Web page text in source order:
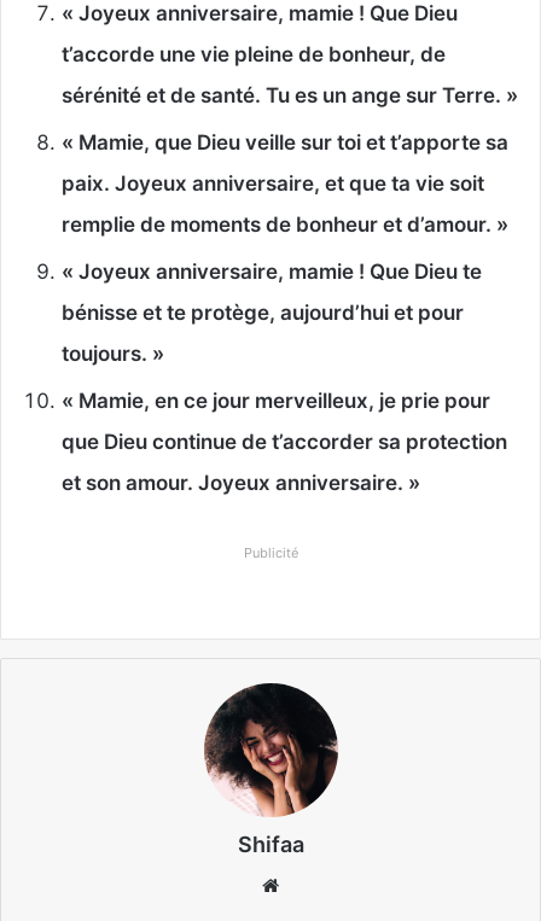
« Joyeux anniversaire, mamie ! Que Dieu
t’accorde une vie pleine de bonheur, de
sérénité et de santé. Tu es un ange sur Terre. »
« Mamie, que Dieu veille sur toi et t’apporte sa
paix. Joyeux anniversaire, et que ta vie soit
remplie de moments de bonheur et d’amour. »
« Joyeux anniversaire, mamie ! Que Dieu te
bénisse et te protège, aujourd’hui et pour
toujours. »
« Mamie, en ce jour merveilleux, je prie pour
que Dieu continue de t’accorder sa protection
et son amour. Joyeux anniversaire. »
Publicité
Shifaa
Website